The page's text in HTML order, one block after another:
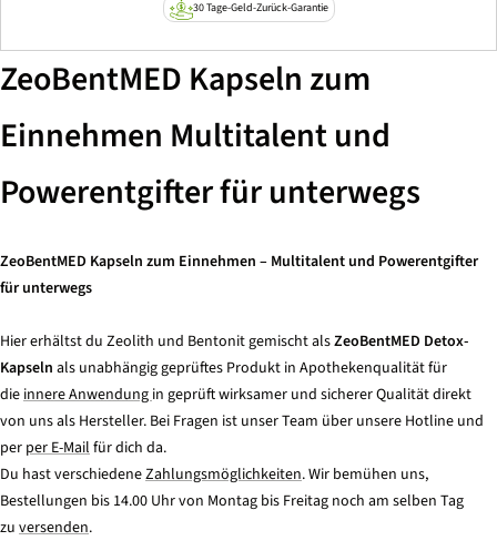
30 Tage-Geld-Zurück-Garantie
ZeoBentMED Kapseln zum
Einnehmen Multitalent und
Powerentgifter für unterwegs
ZeoBentMED Kapseln zum Einnehmen – Multitalent und Powerentgifter
für unterwegs
Hier erhältst du Zeolith und Bentonit gemischt alsZeoBentMED Detox-
Kapseln als unabhängig geprüftes Produkt in Apothekenqualität für
dieinnere Anwendungin geprüft wirksamer und sicherer Qualität direkt
von uns als Hersteller. Bei Fragen ist unser Team über unsere Hotline und
per per E-Mailfür dich da.
Du hast verschiedeneZahlungsmöglichkeiten. Wir bemühen uns,
Bestellungen bis 14.00 Uhr von Montag bis Freitag noch am selben Tag
zu versenden.